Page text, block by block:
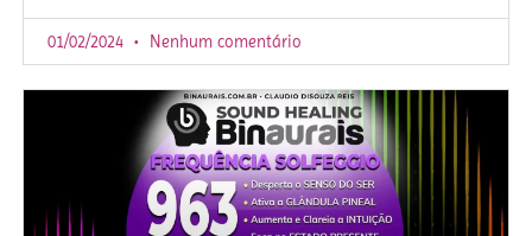
01/02/2024 Nenhum comentário